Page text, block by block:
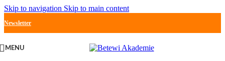
Skip to navigation Skip to main content
Newsletter
MENU